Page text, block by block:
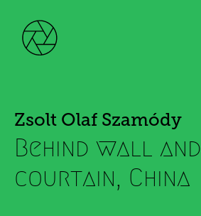
Zsolt Olaf Szamódy
Behind wall and
courtain, China